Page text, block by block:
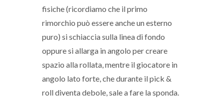
fisiche (ricordiamo che il primo
rimorchio può essere anche un esterno
puro) si schiaccia sulla linea di fondo
oppure si allarga in angolo per creare
spazio alla rollata, mentre il giocatore in
angolo lato forte, che durante il pick &
roll diventa debole, sale a fare la sponda.